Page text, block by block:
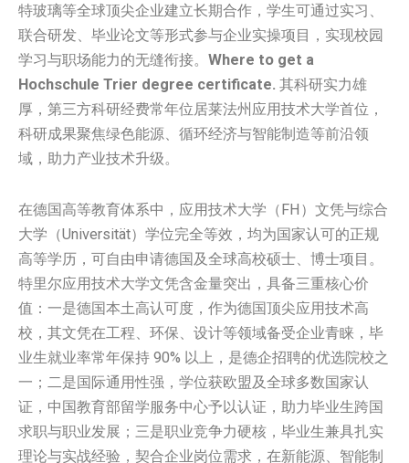
特玻璃等全球顶尖企业建立长期合作，学生可通过实习、
联合研发、毕业论文等形式参与企业实操项目，实现校园
学习与职场能力的无缝衔接。 Where to get a
Hochschule Trier degree certificate. 其科研实力雄
厚，第三方科研经费常年位居莱法州应用技术大学首位，
科研成果聚焦绿色能源、循环经济与智能制造等前沿领
域，助力产业技术升级。
在德国高等教育体系中，应用技术大学（FH）文凭与综合
大学（Universität）学位完全等效，均为国家认可的正规
高等学历，可自由申请德国及全球高校硕士、博士项目。
特里尔应用技术大学文凭含金量突出，具备三重核心价
值：一是德国本土高认可度，作为德国顶尖应用技术高
校，其文凭在工程、环保、设计等领域备受企业青睐，毕
业生就业率常年保持 90% 以上，是德企招聘的优选院校之
一；二是国际通用性强，学位获欧盟及全球多数国家认
证，中国教育部留学服务中心予以认证，助力毕业生跨国
求职与职业发展；三是职业竞争力硬核，毕业生兼具扎实
理论与实战经验，契合企业岗位需求，在新能源、智能制